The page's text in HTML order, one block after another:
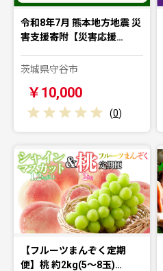
令和8年7月 熊本地方地震 災
害支援寄附【災害応援…
茨城県守谷市
￥10,000
(0)
【フルーツまんぞく定期
便】桃 約2kg(5～8玉)…